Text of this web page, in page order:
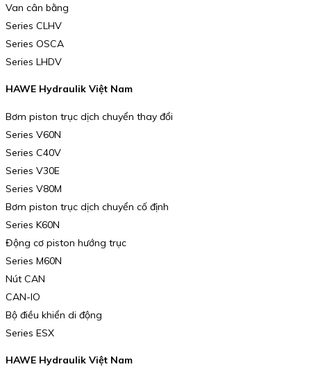
Van cân bằng
Series CLHV
Series OSCA
Series LHDV
HAWE Hydraulik Việt Nam
Bơm piston trục dịch chuyển thay đổi
Series V60N
Series C40V
Series V30E
Series V80M
Bơm piston trục dịch chuyển cố định
Series K60N
Động cơ piston hướng trục
Series M60N
Nút CAN
CAN-IO
Bộ điều khiển di động
Series ESX
HAWE Hydraulik Việt Nam